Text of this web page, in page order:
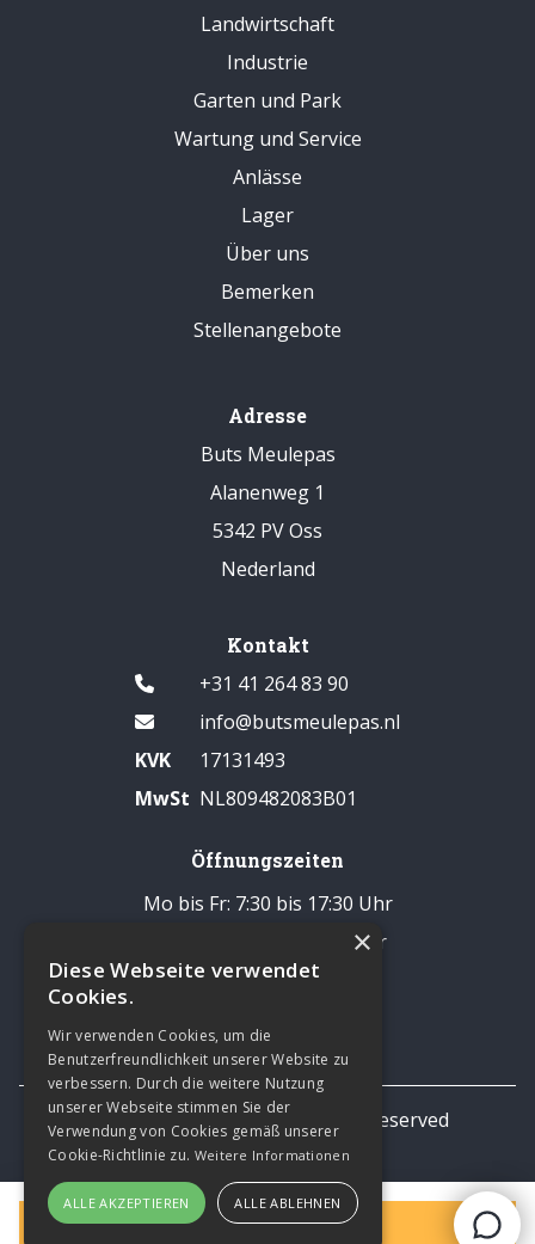
Filter
Landwirtschaft
Industrie
Garten und Park
Wartung und Service
Anlässe
Lager
Über uns
Bemerken
Stellenangebote
Adresse
Buts Meulepas
Alanenweg 1
5342 PV Oss
Nederland
Kontakt
+31 41 264 83 90
info@butsmeulepas.nl
KVK
17131493
MwSt NL809482083B01
Öffnungszeiten
Mo bis Fr: 7:30 bis 17:30 Uhr
Samstag: 8:00 bis 14:00 Uhr
Pause: 12:30 - 13:00 Uhr
© 2026 TNL Business All rights reserved
Privacy statement
×
Diese Webseite verwendet
Cookies.
Wir verwenden Cookies, um die
Benutzerfreundlichkeit unserer Website zu
verbessern. Durch die weitere Nutzung
unserer Webseite stimmen Sie der
Verwendung von Cookies gemäß unserer
Cookie-Richtlinie zu. Weitere Informationen
ALLE AKZEPTIEREN ALLE ABLEHNEN